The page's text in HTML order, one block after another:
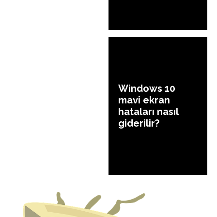
Windows 10
mavi ekran
hataları nasıl
giderilir?